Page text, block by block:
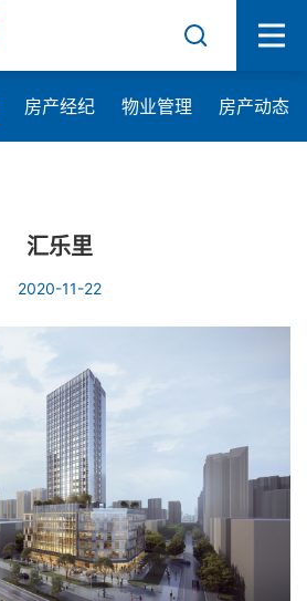
房产经纪 物业管理 房产动态
汇乐里
2020-11-22